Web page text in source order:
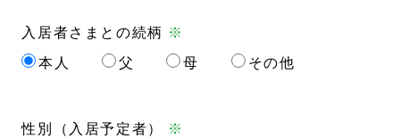
入居者さまとの続柄 ※
本人
父 母 その他
性別（入居予定者） ※